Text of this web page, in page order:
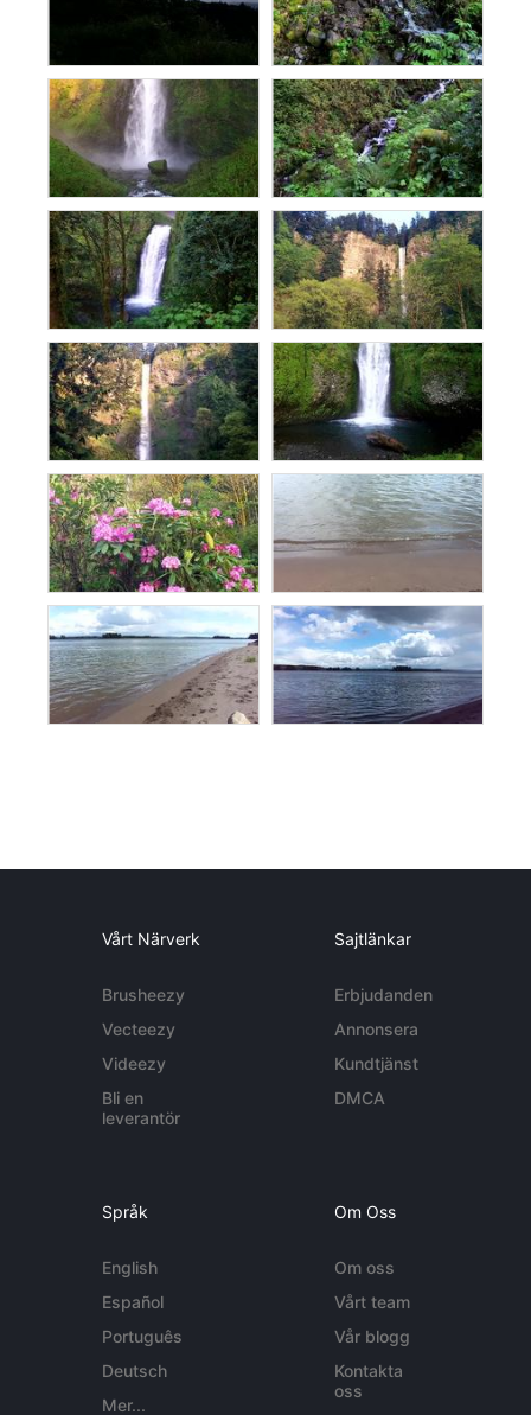
Vårt Närverk
Brusheezy
Vecteezy
Videezy
Bli en
leverantör
Sajtlänkar
Erbjudanden
Annonsera
Kundtjänst
DMCA
Språk
English
Español
Português
Deutsch
Mer...
Om Oss
Om oss
Vårt team
Vår blogg
Kontakta
oss